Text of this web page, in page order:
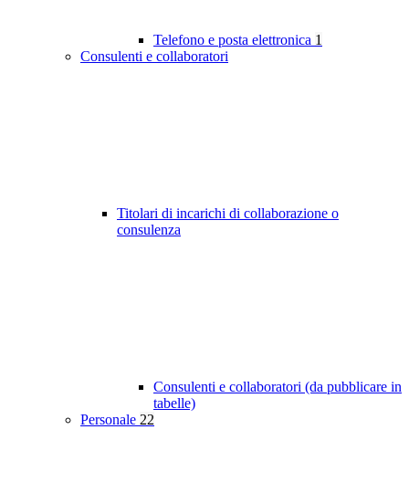
Telefono e posta elettronica 1
Consulenti e collaboratori
Titolari di incarichi di collaborazione o
consulenza
Consulenti e collaboratori (da pubblicare in
tabelle)
Personale 22